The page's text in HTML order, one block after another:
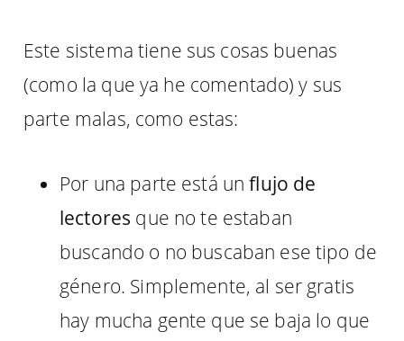
Este sistema tiene sus cosas buenas
(como la que ya he comentado) y sus
parte malas, como estas:
Por una parte está un flujo de
lectores que no te estaban
buscando o no buscaban ese tipo de
género. Simplemente, al ser gratis
hay mucha gente que se baja lo que